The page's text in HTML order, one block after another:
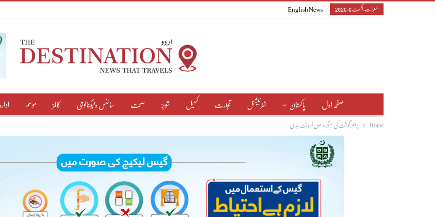
جمعرات, اگست 6, 2026 English News
صفحہ اول پاکستان انٹرنیشنل تجارت کھیل شوبز صحت سائنس وٹیکنالوجی کالمز موسم ادارہ
Home برائلر گوشت کی مہنگے داموں فروخت جاری